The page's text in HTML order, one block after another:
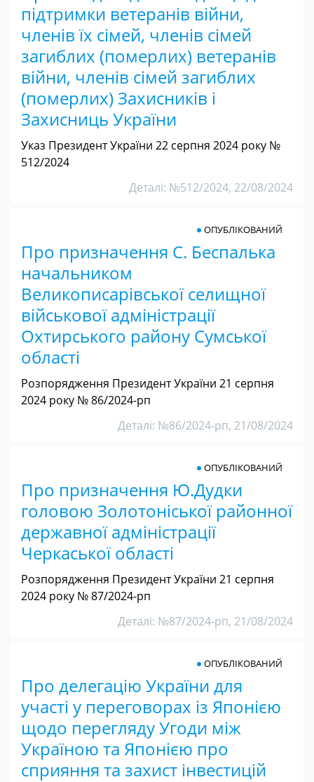
підтримки ветеранів війни,
членів їх сімей, членів сімей
загиблих (померлих) ветеранів
війни, членів сімей загиблих
(померлих) Захисників і
Захисниць України
Указ Президент України 22 серпня 2024 року №
512/2024
Деталі: №512/2024, 22/08/2024
Про призначення С. Беспалька
начальником
Великописарівської селищної
військової адміністрації
Охтирського району Сумської
області
ОПУБЛІКОВАНИЙ
Розпорядження Президент України 21 серпня
2024 року № 86/2024-рп
Деталі: №86/2024-рп, 21/08/2024
Про призначення Ю.Дудки
головою Золотоніської районної
державної адміністрації
Черкаської області
ОПУБЛІКОВАНИЙ
Розпорядження Президент України 21 серпня
2024 року № 87/2024-рп
Деталі: №87/2024-рп, 21/08/2024
Про делегацію України для
участі у переговорах із Японією
щодо перегляду Угоди між
Україною та Японією про
сприяння та захист інвестицій
ОПУБЛІКОВАНИЙ